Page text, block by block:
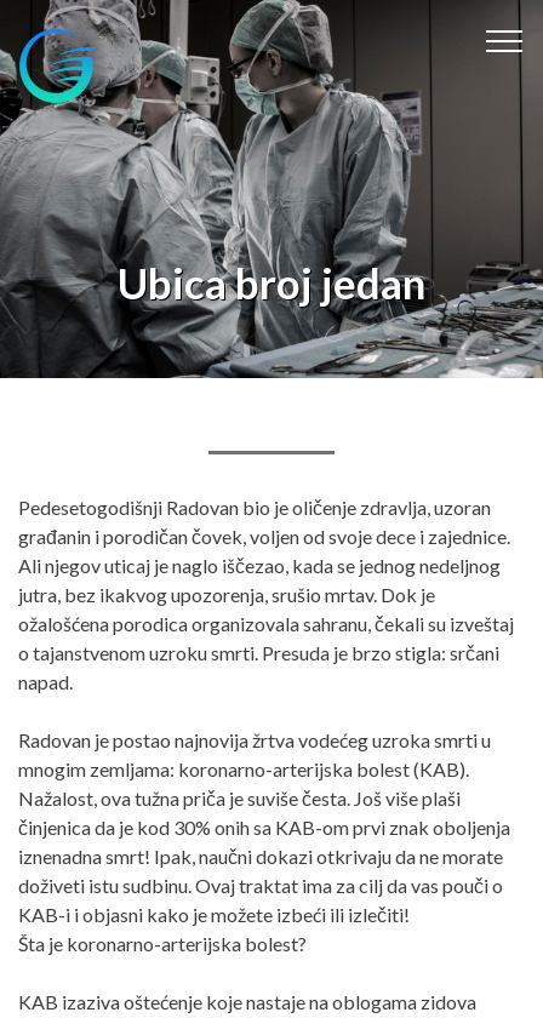
Ubica broj jedan
Pedesetogodišnji Radovan bio je oličenje zdravlja, uzoran
građanin i porodičan čovek, voljen od svoje dece i zajednice.
Ali njegov uticaj je naglo iščezao, kada se jednog nedeljnog
jutra, bez ikakvog upozorenja, srušio mrtav. Dok je
ožalošćena porodica organizovala sahranu, čekali su izveštaj
o tajanstvenom uzroku smrti. Presuda je brzo stigla: srčani
napad.
Radovan je postao najnovija žrtva vodećeg uzroka smrti u
mnogim zemljama: koronarno-arterijska bolest (KAB).
Nažalost, ova tužna priča je suviše česta. Još više plaši
činjenica da je kod 30% onih sa KAB-om prvi znak oboljenja
iznenadna smrt! Ipak, naučni dokazi otkrivaju da ne morate
doživeti istu sudbinu. Ovaj traktat ima za cilj da vas pouči o
KAB-i i objasni kako je možete izbeći ili izlečiti!
Šta je koronarno-arterijska bolest?
KAB izaziva oštećenje koje nastaje na oblogama zidova